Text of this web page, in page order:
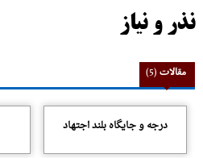
نذر و نیاز
مقالات(5)
درجه و جایگاه بلند اجتهاد